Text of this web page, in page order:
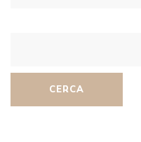
CERCA